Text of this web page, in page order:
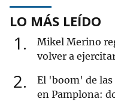
LO MÁS LEÍDO
1
Mikel Merino
volver a
2
El 'boom' de las
en Pamplona: